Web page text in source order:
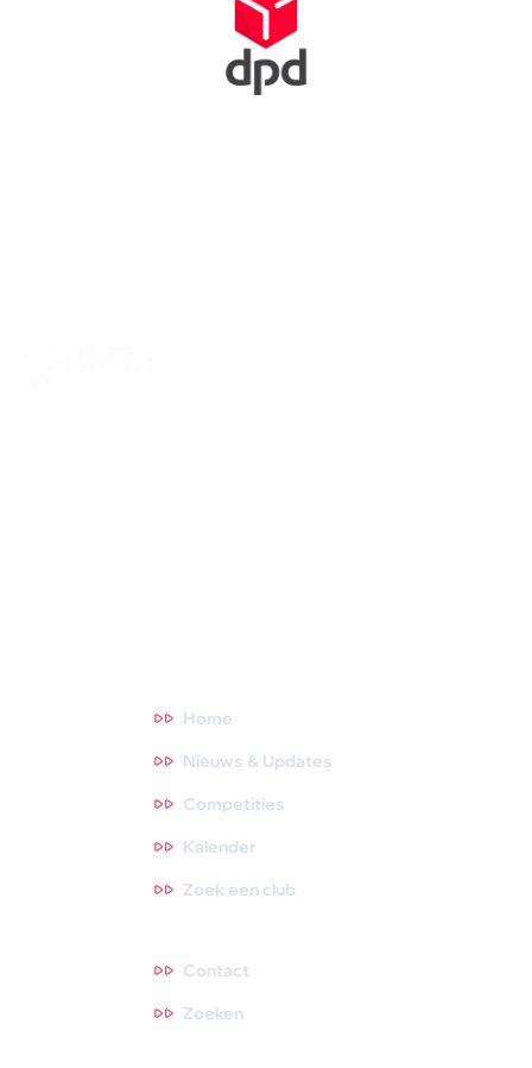
Home
Nieuws & Updates
Competities
Kalender
Zoek een club
Contact
Zoeken